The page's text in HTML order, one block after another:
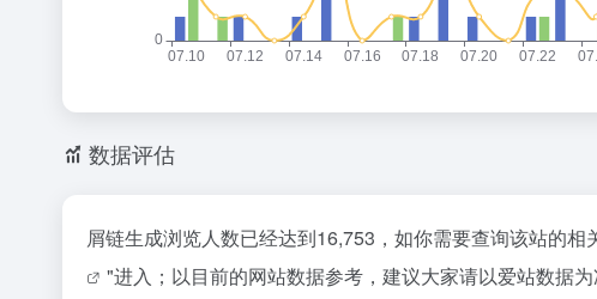
数据评估
屑链生成浏览人数已经达到16,753，如你需要查询该站的相
"进入；以目前的网站数据参考，建议大家请以爱站数据